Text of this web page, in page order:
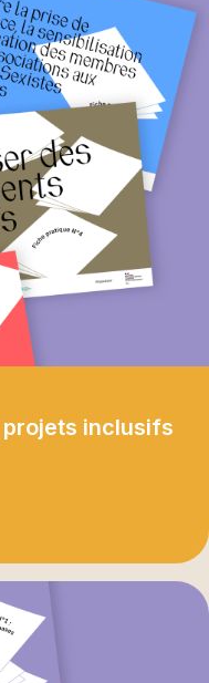
projets inclusifs